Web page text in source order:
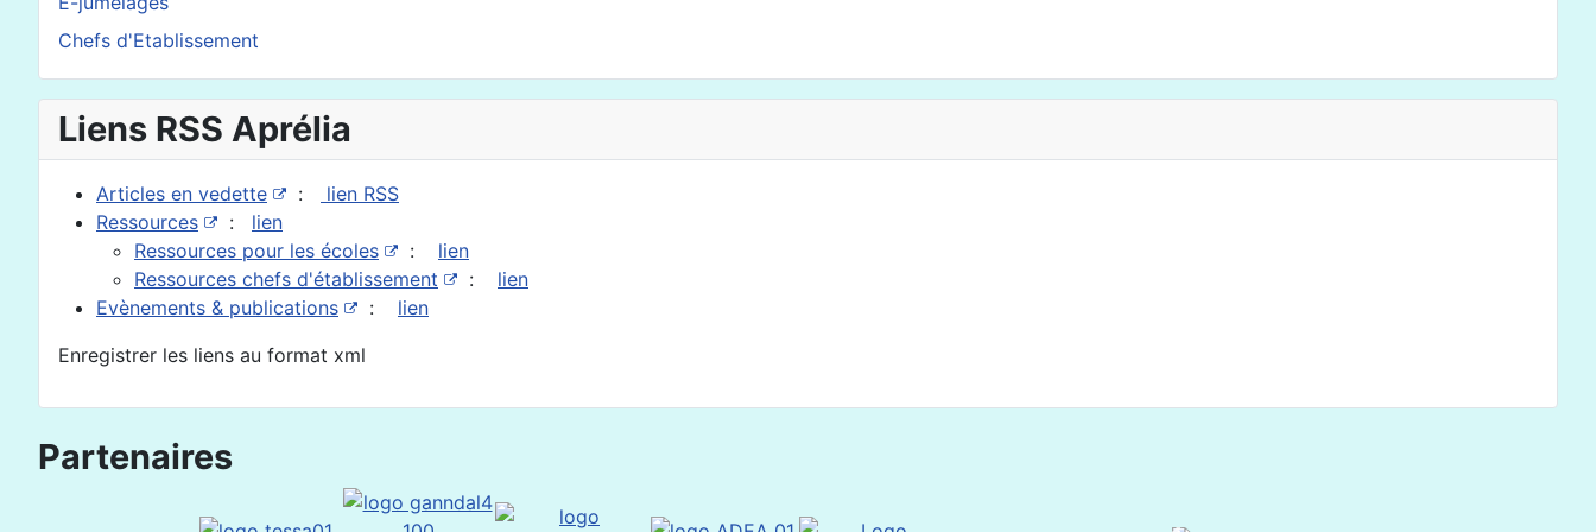
Chefs d'Etablissement
Liens RSS Aprélia
Articles en vedette :
lien RSS
Ressources
: lien
Ressources pour les écoles
: lien
Ressources chefs d'établissement
: lien
Evènements & publications
: lien
Enregistrer les liens au format xml
Partenaires